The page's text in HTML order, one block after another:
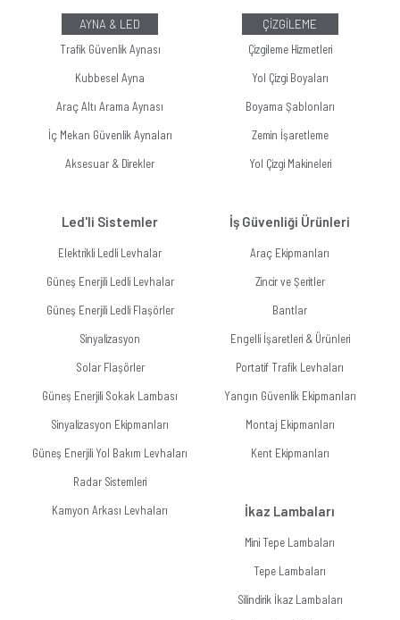
AYNA & LED
Trafik Güvenlik Aynası
Kubbesel Ayna
Araç Altı Arama Aynası
İç Mekan Güvenlik Aynaları
Aksesuar & Direkler
Led'li Sistemler
Elektrikli Ledli Levhalar
Güneş Enerjili Ledli Levhalar
Güneş Enerjili Ledli Flaşörler
Sinyalizasyon
Solar Flaşörler
Güneş Enerjili Sokak Lambası
Sinyalizasyon Ekipmanları
Güneş Enerjili Yol Bakım Levhaları
Radar Sistemleri
Kamyon Arkası Levhaları
ÇİZGİLEME
Çizgileme Hizmetleri
Yol Çizgi Boyaları
Boyama Şablonları
Zemin İşaretleme
Yol Çizgi Makineleri
İş Güvenliği Ürünleri
Araç Ekipmanları
Zincir ve Şeritler
Bantlar
Engelli İşaretleri & Ürünleri
Portatif Trafik Levhaları
Yangın Güvenlik Ekipmanları
Montaj Ekipmanları
Kent Ekipmanları
İkaz Lambaları
Mini Tepe Lambaları
Tepe Lambaları
Silindirik İkaz Lambaları